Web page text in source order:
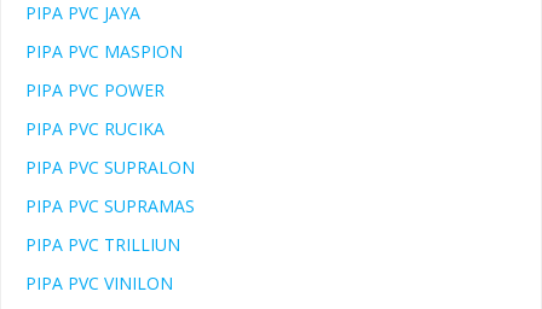
PIPA PVC JAYA
PIPA PVC MASPION
PIPA PVC POWER
PIPA PVC RUCIKA
PIPA PVC SUPRALON
PIPA PVC SUPRAMAS
PIPA PVC TRILLIUN
PIPA PVC VINILON